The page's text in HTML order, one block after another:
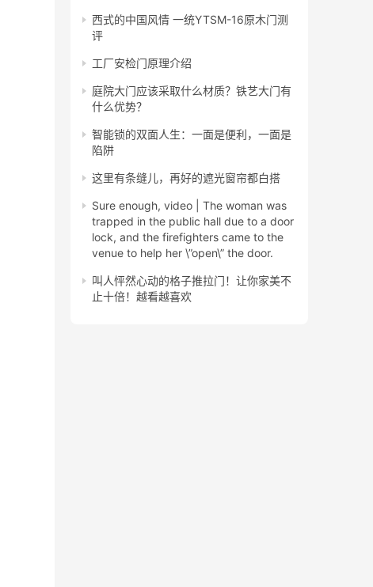
西式的中国风情 一统YTSM-16原木门测
评
工厂安检门原理介绍
庭院大门应该采取什么材质？铁艺大门有
什么优势？
智能锁的双面人生：一面是便利，一面是
陷阱
这里有条缝儿，再好的遮光窗帘都白搭
Sure enough, video | The woman was
trapped in the public hall due to a door
lock, and the firefighters came to the
venue to help her \”open\” the door.
叫人怦然心动的格子推拉门！让你家美不
止十倍！越看越喜欢